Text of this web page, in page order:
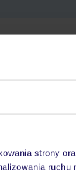
strony
ruchu